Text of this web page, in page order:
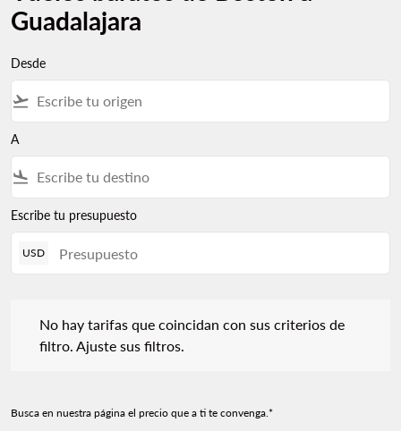
Guadalajara
Desde
flight_takeoff
A
flight_land
Escribe tu presupuesto
USD
No hay tarifas que coincidan con sus criterios de
filtro. Ajuste sus filtros.
Busca en nuestra página el precio que a ti te convenga.*